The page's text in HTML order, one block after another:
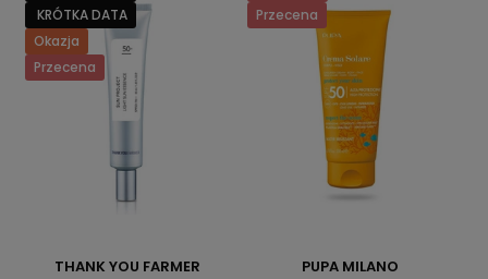
KRÓTKA DATA
Okazja
Przecena
THANK YOU FARMER
Przecena
PUPA MILANO